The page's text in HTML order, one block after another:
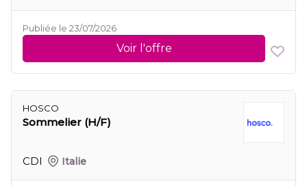
Publiée le 23/07/2026
Voir l'offre
HOSCO
Sommelier (H/F)
CDI Italie